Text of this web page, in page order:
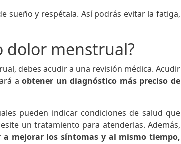
sueño y respétala. Así podrás evitar la fatiga,
dolor menstrual?
debes acudir a una revisión médica. Acudir
aobtener un diagnóstico más preciso de
pueden indicar condiciones de salud que
un tratamiento para atenderlas. Además,
a mejorar los síntomas y al mismo tiempo,